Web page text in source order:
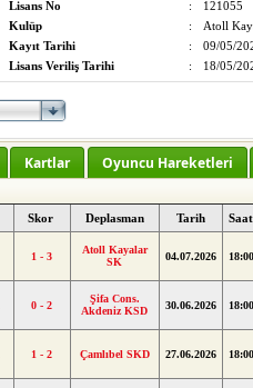
Lisans No :
121055
Kulüp
:
Atoll
Kayıt Tarihi
:
09/05/
Lisans Veriliş Tarihi
: 18/05/
Kartlar Oyuncu Hareketleri
Skor Deplasman Tarih Saat
1 - 3
Atoll Kayalar
SK
04.07.2026 18:00
0 - 2
Şifa Cons.
Akdeniz KSD
30.06.2026 18:00
1 - 2 Çamlıbel SKD 27.06.2026 18:00